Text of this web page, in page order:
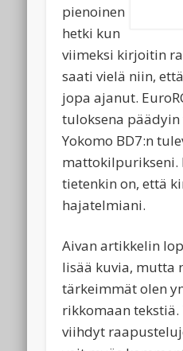
pienoinen
hetki kun
viimeksi kirjoitin
saati vielä niin,
jopa ajanut.
tuloksena
Yokomo BD7:n
mattokilpurikseni.
tietenkin on, että
hajatelmiani.
Aivan artikkelin
lisää kuvia, mutta
tärkeimmät olen
rikkomaan
viihdyt